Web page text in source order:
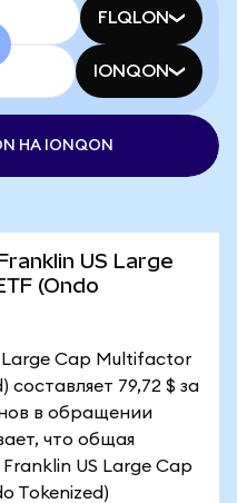
FLQLON
IONQON
НА IONQON
Franklin US Large
(Ondo
Large Cap Multifactor
составляет 79,72 $ за
в обращении
что общая
US Large Cap
Tokenized)